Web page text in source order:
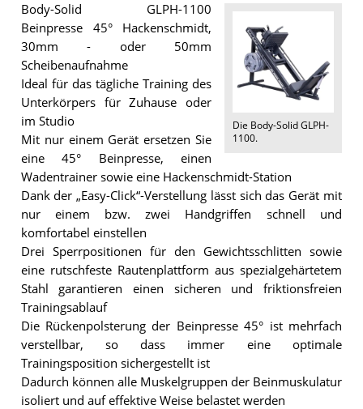
Die Body-Solid GLPH-
1100.
Body-Solid GLPH-1100
Beinpresse 45° Hackenschmidt,
30mm - oder 50mm
Scheibenaufnahme
Ideal für das tägliche Training des
Unterkörpers für Zuhause oder
im Studio
Mit nur einem Gerät ersetzen Sie
eine 45° Beinpresse, einen
Wadentrainer sowie eine Hackenschmidt-Station
Dank der „Easy-Click“-Verstellung lässt sich das Gerät mit
nur einem bzw. zwei Handgriffen schnell und
komfortabel einstellen
Drei Sperrpositionen für den Gewichtsschlitten sowie
eine rutschfeste Rautenplattform aus spezialgehärtetem
Stahl garantieren einen sicheren und friktionsfreien
Trainingsablauf
Die Rückenpolsterung der Beinpresse 45° ist mehrfach
verstellbar, so dass immer eine optimale
Trainingsposition sichergestellt ist
Dadurch können alle Muskelgruppen der Beinmuskulatur
isoliert und auf effektive Weise belastet werden